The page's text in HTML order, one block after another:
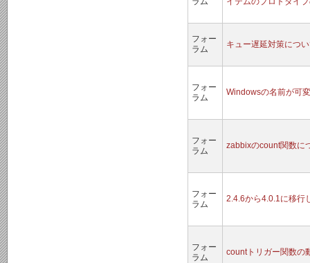
フォー
ラム
キュー遅延対策につ
フォー
ラム
Windowsの名前が可
フォー
ラム
zabbixのcount関数に
フォー
ラム
2.4.6から4.0.1に移行
フォー
ラム
countトリガー関数の